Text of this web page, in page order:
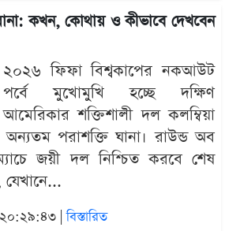
কখন, কোথায় ও কীভাবে দেখবেন
২০২৬ ফিফা বিশ্বকাপের নকআউট
পর্বে মুখোমুখি হচ্ছে দক্ষিণ
আমেরিকার শক্তিশালী দল কলম্বিয়া
পরাশক্তি ঘানা। রাউন্ড অব
জয়ী দল নিশ্চিত করবে শেষ
|বিস্তারিত